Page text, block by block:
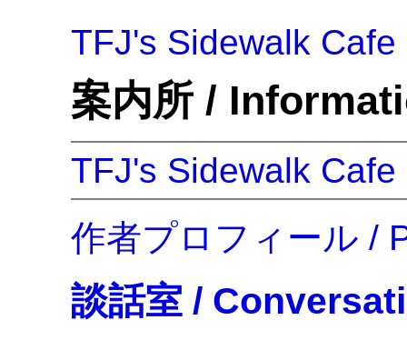
TFJ's Sidewalk Cafe
案内所 /
TFJ's Sidewalk Cafe
作者プロフィール /
談話室 /